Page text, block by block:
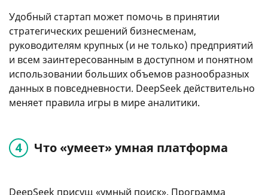
Удобный стартап может помочь в принятии
стратегических решений бизнесменам,
руководителям крупных (и не только) предприятий
и всем заинтересованным в доступном и понятном
использовании больших объемов разнообразных
данных в повседневности. DeepSeek действительно
меняет правила игры в мире аналитики.
Что «умеет» умная платформа
DeepSeek присущ «умный поиск». Программа